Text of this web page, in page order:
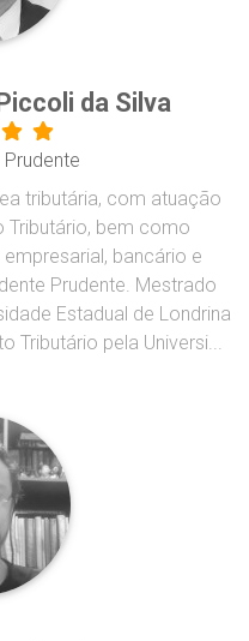
da Silva
tributária, com atuação
Tributário, bem como
bancário e
Prudente. Mestrado
Estadual de Londrina
Tributário pela Universi...